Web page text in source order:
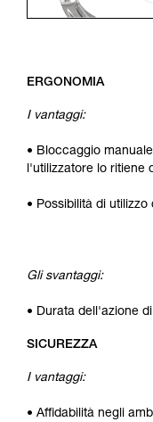
ERGONOMIA
I vantaggi:
• Bloccaggio
l'utilizzatore lo ritiene
• Possibilità di
Gli svantaggi:
• Durata dell'azione
SICUREZZA
I vantaggi:
• Affidabilità negli